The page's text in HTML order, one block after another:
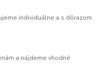
individuálne a s dôrazom
a nájdeme vhodné